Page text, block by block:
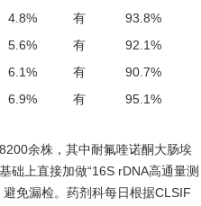
4.8% 有
93.8%
5.6% 有
92.1%
6.1% 有
90.7%
6.9% 有
95.1%
余株，其中耐氟喹诺酮大肠埃
础上直接加做“16S rDNA高通量测
免漏检。药剂科每日根据CLSIF